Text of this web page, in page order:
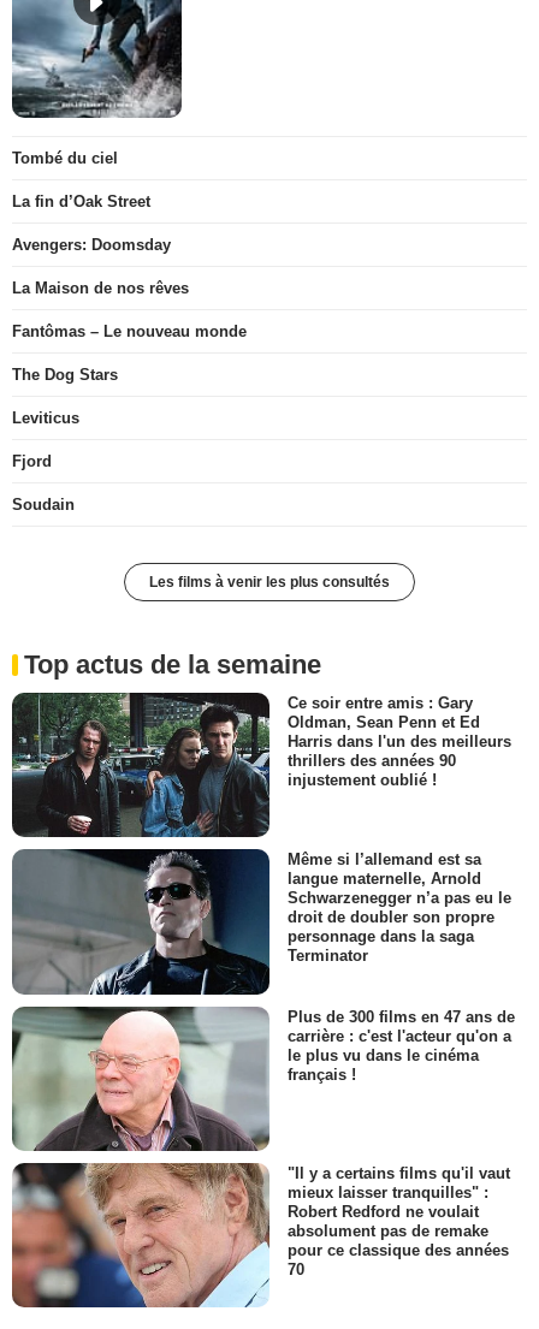
Tombé du ciel
La fin d’Oak Street
Avengers: Doomsday
La Maison de nos rêves
Fantômas – Le nouveau monde
The Dog Stars
Leviticus
Fjord
Soudain
Les films à venir les plus consultés
Top actus de la semaine
Ce soir entre amis : Gary
Oldman, Sean Penn et Ed
Harris dans l'un des meilleurs
thrillers des années 90
injustement oublié !
Même si l’allemand est sa
langue maternelle, Arnold
Schwarzenegger n’a pas eu le
droit de doubler son propre
personnage dans la saga
Terminator
Plus de 300 films en 47 ans de
carrière : c'est l'acteur qu'on a
le plus vu dans le cinéma
français !
"Il y a certains films qu'il vaut
mieux laisser tranquilles" :
Robert Redford ne voulait
absolument pas de remake
pour ce classique des années
70